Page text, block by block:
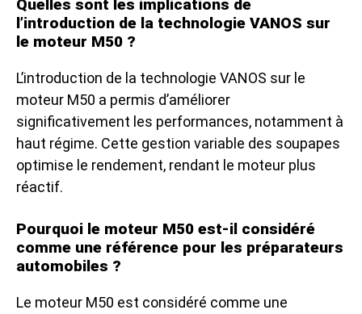
Quelles sont les implications de
l’introduction de la technologie VANOS sur
le moteur M50 ?
L’introduction de la technologie VANOS sur le
moteur M50 a permis d’améliorer
significativement les performances, notamment à
haut régime. Cette gestion variable des soupapes
optimise le rendement, rendant le moteur plus
réactif.
Pourquoi le moteur M50 est-il considéré
comme une référence pour les préparateurs
automobiles ?
Le moteur M50 est considéré comme une